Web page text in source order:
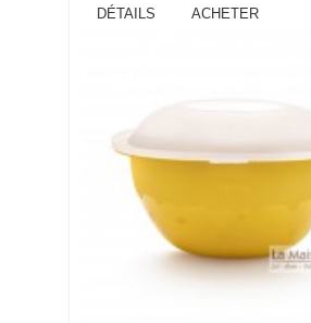
DÉTAILS ACHETER